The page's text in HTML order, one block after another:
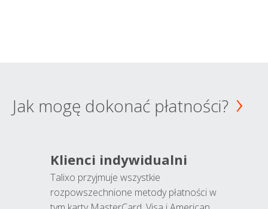
Jak mogę dokonać płatności?
Klienci indywidualni
Talixo przyjmuje wszystkie
rozpowszechnione metody płatności w